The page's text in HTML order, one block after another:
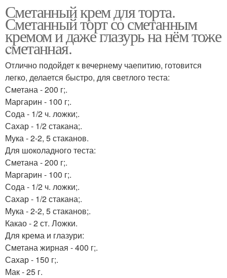
Крем из сметаны Крем с маслом
Заварной крем
Крем в домашних
условиях
Торт с кремом
Сметанный крем для торта.
Сметанный торт со сметанным
кремом и даже глазурь на нём тоже
cметанная.
Отлично подойдет к вечернему чаепитию, готовится
легко, делается быстро, для светлого теста:
Сметана - 200 г;.
Маргарин - 100 г;.
Сода - 1/2 ч. ложки;.
Сахар - 1/2 стакана;.
Мука - 2-2, 5 стаканов.
Для шоколадного теста:
Сметана - 200 г;.
Маргарин - 100 г;.
Сода - 1/2 ч. ложки;.
Сахар - 1/2 стакана;.
Мука - 2-2, 5 стаканов;.
Какао - 2 ст. Ложки.
Для крема и глазури:
Сметана жирная - 400 г;.
Сахар - 150 г;.
Мак - 25 г.